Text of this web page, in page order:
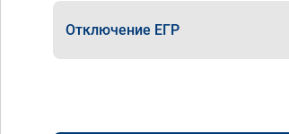
Отключение ЕГР